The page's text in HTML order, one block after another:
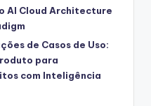
AI Cloud Architecture
de Casos de Uso:
para
com Inteligência